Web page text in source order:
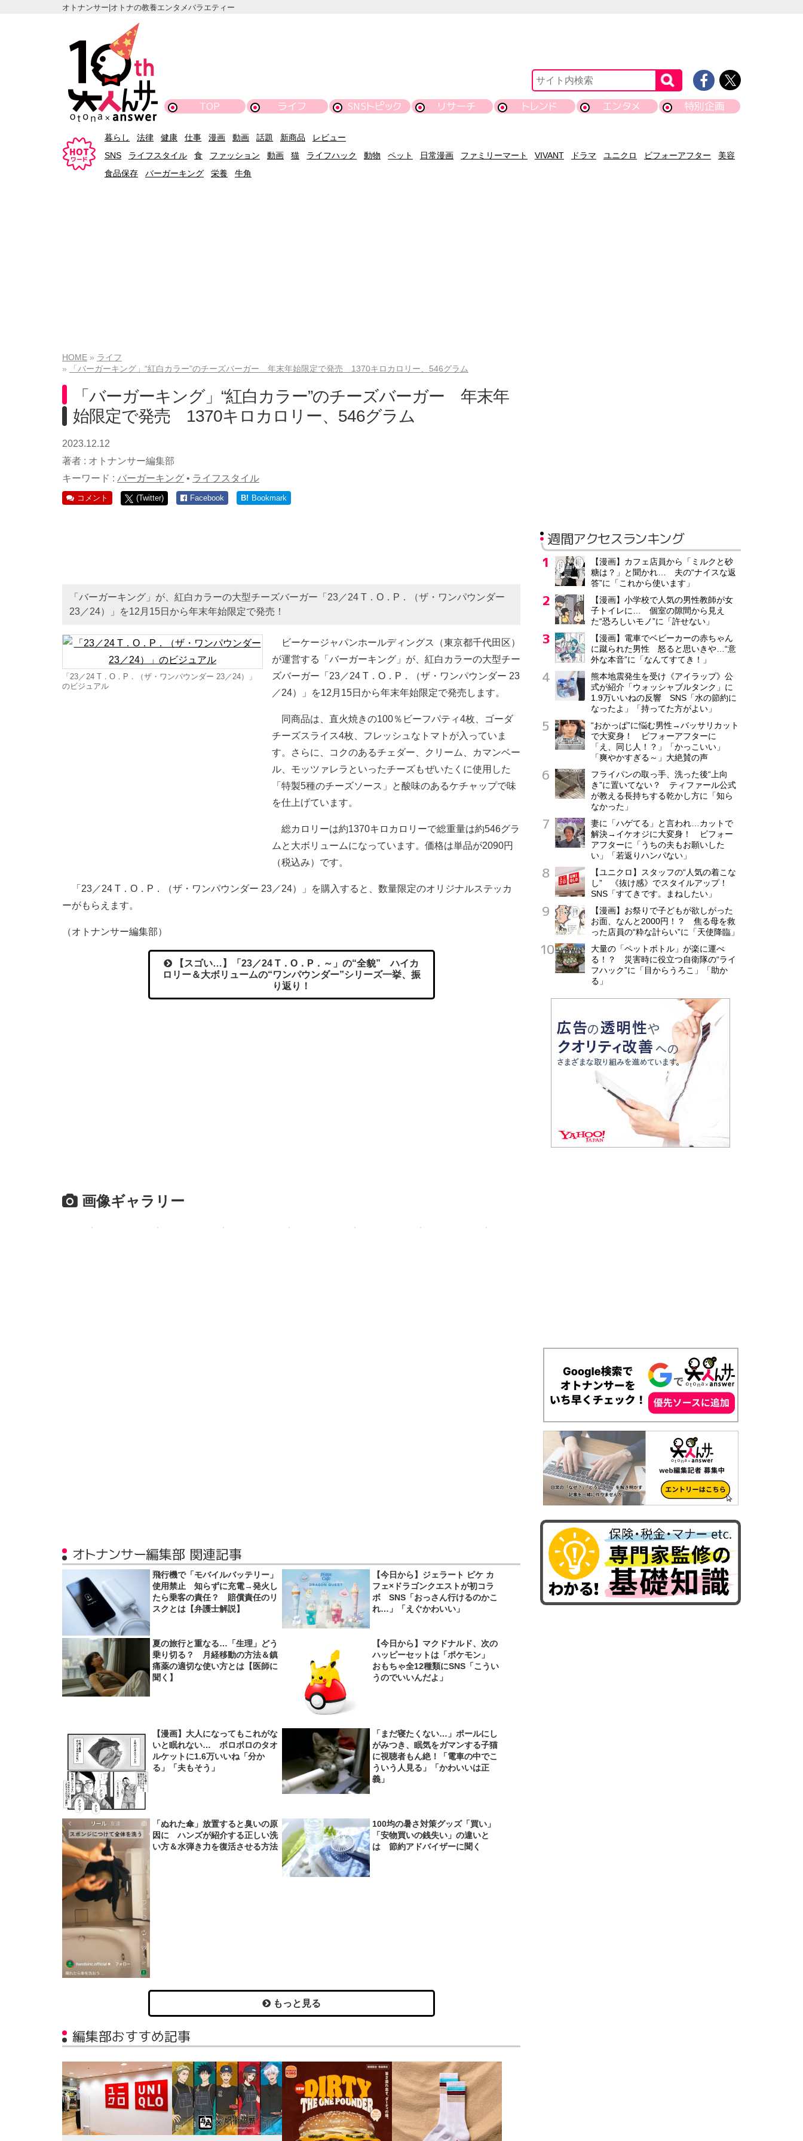
オトナンサー|オトナの教養エンタメバラエティー
TOP ライフ SNSトピック リサーチ トレンド エンタメ 特別企画
暮らし 法律 健康 仕事 漫画 動画 話題 新商品
レビュー
SNS
ライフスタイル 食 ファッション 動画 猫 ライフハック 動物 ペット 日常漫画 ファミリーマート VIVANT ドラマ ユニクロ ビフォーアフター
美容
食品保存
バーガーキング 栄養 牛角
HOME
ライフ
「バーガーキング」“紅白カラー”のチーズバーガー 年末年始限定で発売 1370キロカロリー、546グラム
「バーガーキング」“紅白カラー”のチーズバーガー 年末年
始限定で発売 1370キロカロリー、546グラム
2023.12.12
著者 : オトナンサー編集部
キーワード : バーガーキング • ライフスタイル
コメント (Twitter) Facebook B! Bookmark
「バーガーキング」が、紅白カラーの大型チーズバーガー「23／24 T．O．P．（ザ・ワンパウンダー
23／24）」を12月15日から年末年始限定で発売！
「23／24 T．O．P．（ザ・ワンパウンダー 23／24）」
のビジュアル
ビーケージャパンホールディングス（東京都千代田区）
が運営する「バーガーキング」が、紅白カラーの大型チー
ズバーガー「23／24 T．O．P．（ザ・ワンパウンダー 23
／24）」を12月15日から年末年始限定で発売します。
同商品は、直火焼きの100％ビーフパティ4枚、ゴーダ
チーズスライス4枚、フレッシュなトマトが入っていま
す。さらに、コクのあるチェダー、クリーム、カマンベー
ル、モッツァレラといったチーズもぜいたくに使用した
「特製5種のチーズソース」と酸味のあるケチャップで味
を仕上げています。
総カロリーは約1370キロカロリーで総重量は約546グラ
ムと大ボリュームになっています。価格は単品が2090円
（税込み）です。
「23／24 T．O．P．（ザ・ワンパウンダー 23／24）」を購入すると、数量限定のオリジナルステッカ
ーがもらえます。
（オトナンサー編集部）
【スゴい…】「23／24 T．O．P．～」の“全貌” ハイカ
ロリー＆大ボリュームの“ワンパウンダー”シリーズ一挙、振
り返り！
画像ギャラリー
オトナンサー編集部 関連記事
飛行機で「モバイルバッテリー」
使用禁止 知らずに充電→発火し
たら乗客の責任？ 賠償責任のリ
スクとは【弁護士解説】
【今日から】ジェラート ピケ カ
フェ×ドラゴンクエストが初コラ
ボ SNS「おっさん行けるのかこ
れ…」「えぐかわいい」
夏の旅行と重なる…「生理」どう
乗り切る？ 月経移動の方法＆鎮
痛薬の適切な使い方とは【医師に
聞く】
【今日から】マクドナルド、次の
ハッピーセットは「ポケモン」
おもちゃ全12種類にSNS「こうい
うのでいいんだよ」
【漫画】大人になってもこれがな
いと眠れない… ボロボロのタオ
ルケットに1.6万いいね「分か
る」「夫もそう」
「まだ寝たくない…」ポールにし
がみつき、眠気をガマンする子猫
に視聴者もん絶！「電車の中でこ
ういう人見る」「かわいいは正
義」
「ぬれた傘」放置すると臭いの原
因に ハンズが紹介する正しい洗
い方＆水弾き力を復活させる方法
100均の暑さ対策グッズ「買い」
「安物買いの銭失い」の違いと
は 節約アドバイザーに聞く
もっと見る
編集部おすすめ記事
週間アクセスランキング
【漫画】カフェ店員から「ミルクと砂
糖は？」と聞かれ… 夫の“ナイスな返
答”に「これから使います」
【漫画】小学校で人気の男性教師が女
子トイレに… 個室の隙間から見え
た“恐ろしいモノ”に「許せない」
【漫画】電車でベビーカーの赤ちゃん
に蹴られた男性 怒ると思いきや…“意
外な本音”に「なんてすてき！」
熊本地震発生を受け《アイラップ》公
式が紹介「ウォッシャブルタンク」に
1.9万いいねの反響 SNS「水の節約に
なったよ」「持ってた方がよい」
“おかっぱ”に悩む男性→バッサリカット
で大変身！ ビフォーアフターに
「え、同じ人！？」「かっこいい」
「爽やかすぎる～」大絶賛の声
フライパンの取っ手、洗った後“上向
き”に置いてない？ ティファール公式
が教える長持ちする乾かし方に「知ら
なかった」
妻に「ハゲてる」と言われ…カットで
解決→イケオジに大変身！ ビフォー
アフターに「うちの夫もお願いした
い」「若返りハンパない」
【ユニクロ】スタッフの“人気の着こな
し” 《抜け感》でスタイルアップ！
SNS「すてきです。まねしたい」
【漫画】お祭りで子どもが欲しがった
お面、なんと2000円！？ 焦る母を救
った店員の“粋な計らい”に「天使降臨」
大量の「ペットボトル」が楽に運べ
る！？ 災害時に役立つ自衛隊の“ライ
フハック”に「目からうろこ」「助か
る」